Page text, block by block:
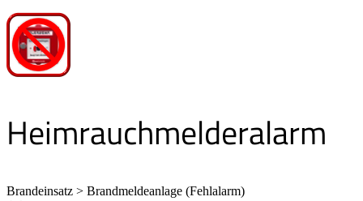
Heimrauchmelderalarm
Brandeinsatz > Brandmeldeanlage (Fehlalarm)